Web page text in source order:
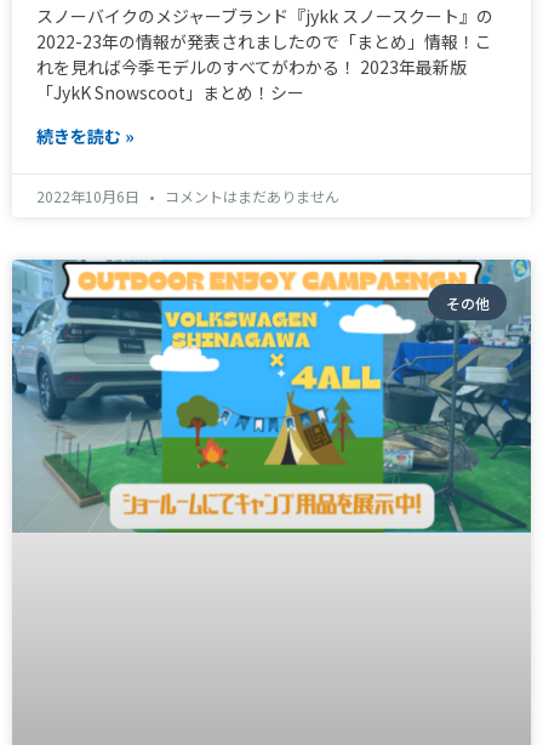
スノーバイクのメジャーブランド『jykk スノースクート』の
2022-23年の情報が発表されましたので「まとめ」情報！こ
れを見れば今季モデルのすべてがわかる！ 2023年最新版
「JykK Snowscoot」まとめ！シー
続きを読む »
2022年10月6日 コメントはまだありません
その他